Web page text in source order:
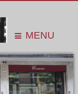
MENU